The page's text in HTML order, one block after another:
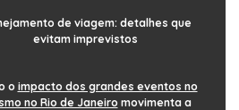
de viagem: detalhes que
evitam imprevistos
o impacto dos grandes eventos no
no Rio de Janeiro movimenta a